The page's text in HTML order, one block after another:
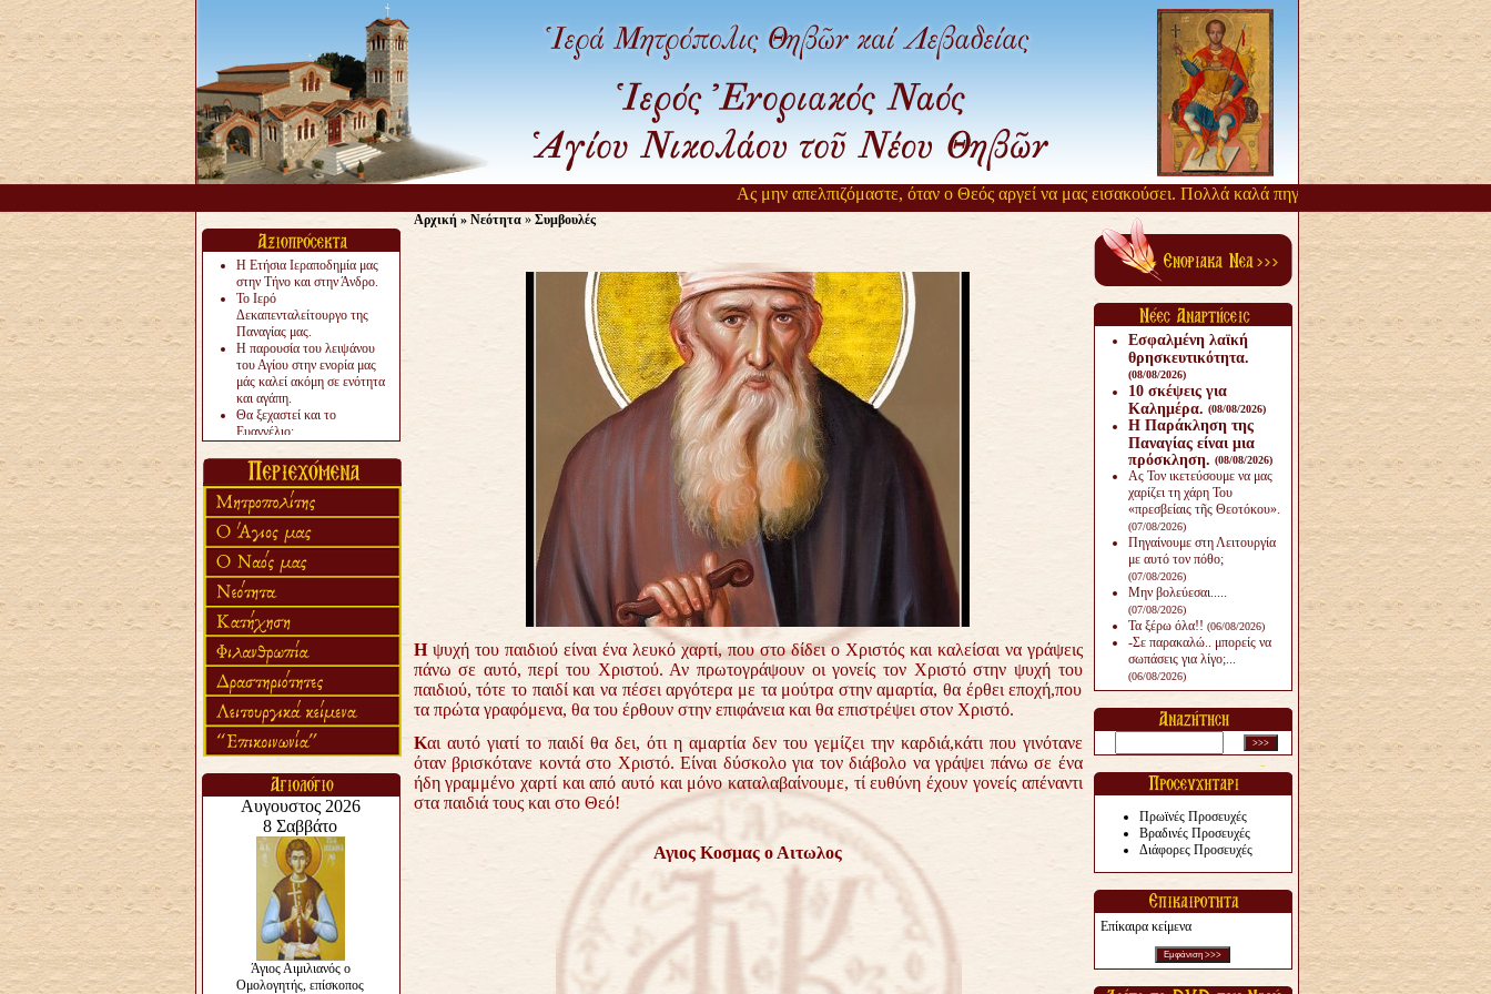
Ας μην απελπιζόμαστε, όταν ο Θεός αργεί να μας εισακούσει. Πολλά καλά πηγάζουν, από την αργοπορία
Η Ετήσια Ιεραποδημία μας
στην Τήνο και στην Άνδρο.
Το Ιερό
Δεκαπενταλείτουργο της
Παναγίας μας.
Η παρουσία του λειψάνου
του Αγίου στην ενορία μας
μάς καλεί ακόμη σε ενότητα
και αγάπη.
Θα ξεχαστεί και το
Ευαγγέλιο;
«πολύ αργά».
Ζητείται....
Αρχική» Νεότητα» Συμβουλές
Ηψυχή του παιδιού είναι ένα λευκό χαρτί, που στο δίδει ο Χριστός και καλείσαι να γράψεις
πάνω σε αυτό, περί του Χριστού. Αν πρωτογράψουν οι γονείς τον Χριστό στην ψυχή του
παιδιού, τότε το παιδί και να πέσει αργότερα με τα μούτρα στην αμαρτία, θα έρθει εποχή,που
τα πρώτα γραφόμενα, θα του έρθουν στην επιφάνεια και θα επιστρέψει στον Χριστό.
Και αυτό γιατί το παιδί θα δει, ότι η αμαρτία δεν του γεμίζει την καρδιά,κάτι που γινότανε
όταν βρισκότανε κοντά στο Χριστό. Είναι δύσκολο για τον διάβολο να γράψει πάνω σε ένα
ήδη γραμμένο χαρτί και από αυτό και μόνο καταλαβαίνουμε, τί ευθύνη έχουν γονείς απέναντι
στα παιδιά τους και στο Θεό!
Αγιος Κοσμας ο Αιτωλος
Εσφαλμένη λαϊκή
θρησκευτικότητα.
(08/08/2026)
10 σκέψεις για
Καλημέρα. (08/08/2026)
Η Παράκληση της
Παναγίας είναι μια
πρόσκληση. (08/08/2026)
Ας Τον ικετεύσουμε να μας
χαρίζει τη χάρη Του
«πρεσβείαις τῆς Θεοτόκου».
(07/08/2026)
Πηγαίνουμε στη Λειτουργία
με αυτό τον πόθο;
(07/08/2026)
Μην βολεύεσαι.....
(07/08/2026)
Τα ξέρω όλα!! (06/08/2026)
-Σε παρακαλώ.. μπορείς να
σωπάσεις για λίγο;...
(06/08/2026)
Πρωϊνές Προσευχές
Βραδινές Προσευχές
Διάφορες Προσευχές
Επίκαιρα κείμενα